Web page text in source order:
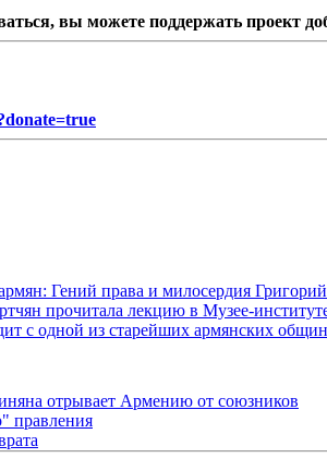
вы можете поддержать проект
Гений права и милосердия
прочитала лекцию в Музее-
с одной из старейших армянских
отрывает Армению от союзников
правления